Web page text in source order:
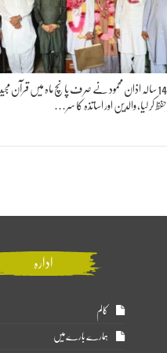
14 سالہ اذان محمود نے صرف پانچ ماہ میں قرآن مجید
حفظ کر لیا، والدین اور اساتذہ کا سر…
ادارہ
کالم
ہمارے بارے میں